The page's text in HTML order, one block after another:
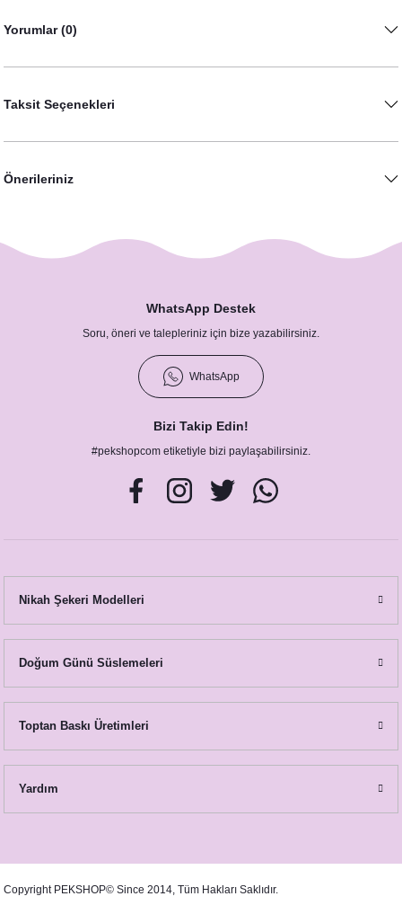
Gold Varaklı - Mermer Kalp Konsept Karşılama Panosu
Yorumlar (0)
Taksit Seçenekleri
Önerileriniz
WhatsApp Destek
Soru, öneri ve talepleriniz için bize yazabilirsiniz.
WhatsApp
Bizi Takip Edin!
#pekshopcom etiketiyle bizi paylaşabilirsiniz.
Nikah Şekeri Modelleri
Doğum Günü Süslemeleri
Toptan Baskı Üretimleri
Yardım
Copyright PEKSHOP© Since 2014, Tüm Hakları Saklıdır.